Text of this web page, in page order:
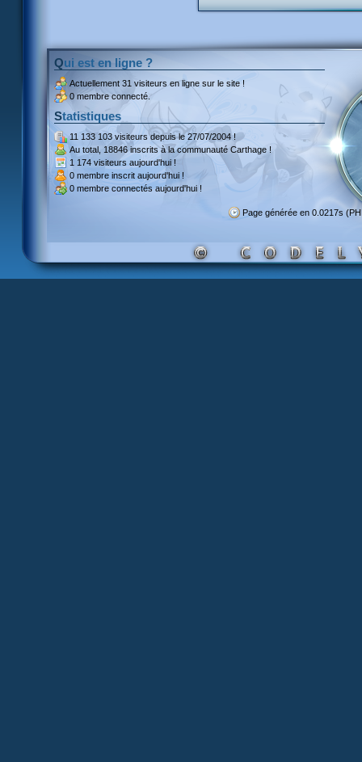
Qui est en ligne ?
Actuellement 31 visiteurs en ligne sur le site !
0 membre connecté.
Statistiques
11 133 103 visiteursdepuis le 27/07/2004 !
Au total, 18846 inscritsà la communauté Carthage !
1 174 visiteurs aujourd'hui !
0 membre inscrit aujourd'hui !
0 membre connectés aujourd'hui !
Page générée en 0.0217s